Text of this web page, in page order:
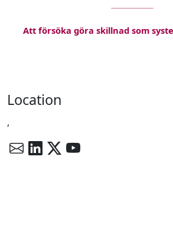
Att försöka göra skillnad som
Location
,